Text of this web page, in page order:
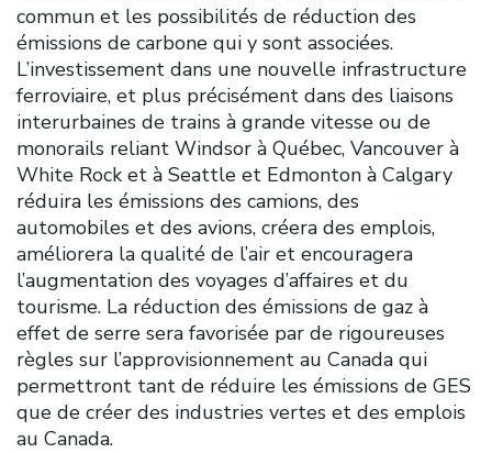
commun et les possibilités de réduction des
émissions de carbone qui y sont associées.
L’investissement dans une nouvelle infrastructure
ferroviaire, et plus précisément dans des liaisons
interurbaines de trains à grande vitesse ou de
monorails reliant Windsor à Québec, Vancouver à
White Rock et à Seattle et Edmonton à Calgary
réduira les émissions des camions, des
automobiles et des avions, créera des emplois,
améliorera la qualité de l’air et encouragera
l’augmentation des voyages d’affaires et du
tourisme. La réduction des émissions de gaz à
effet de serre sera favorisée par de rigoureuses
règles sur l’approvisionnement au Canada qui
permettront tant de réduire les émissions de GES
que de créer des industries vertes et des emplois
au Canada.